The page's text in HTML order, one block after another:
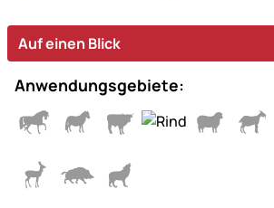
Auf einen Blick
Anwendungsgebiete: